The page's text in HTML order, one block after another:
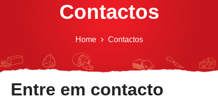
Contactos
Home Contactos
Entre em contacto